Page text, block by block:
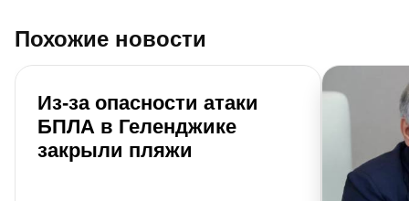
Похожие новости
Из-за опасности атаки
БПЛА в Геленджике
закрыли пляжи